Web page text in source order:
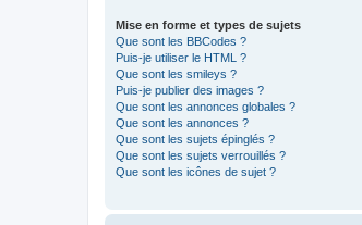
Mise en forme et types de sujets
Que sont les BBCodes ?
Puis-je utiliser le HTML ?
Que sont les smileys ?
Puis-je publier des images ?
Que sont les annonces globales ?
Que sont les annonces ?
Que sont les sujets épinglés ?
Que sont les sujets verrouillés ?
Que sont les icônes de sujet ?